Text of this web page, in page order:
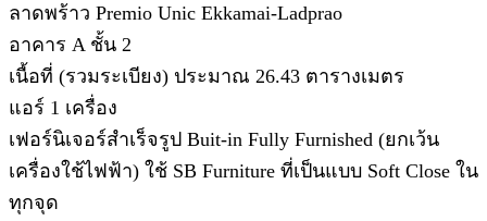
ลาดพร้าว Premio Unic Ekkamai-Ladprao
อาคาร A ชั้น 2
เนื้อที่ (รวมระเบียง) ประมาณ 26.43 ตารางเมตร
แอร์ 1 เครื่อง
เฟอร์นิเจอร์สำเร็จรูป Buit-in Fully Furnished (ยกเว้น
เครื่องใช้ไฟฟ้า) ใช้ SB Furniture ที่เป็นแบบ Soft Close ใน
ทุกจุด